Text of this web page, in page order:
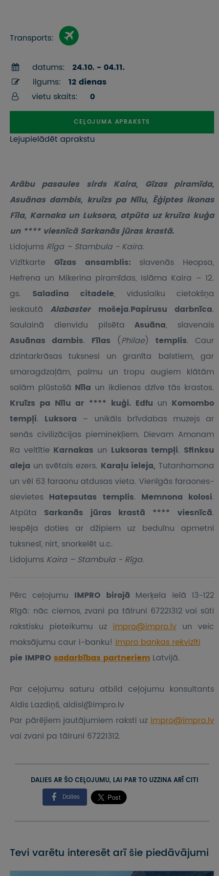
Transports:
datums:
24.10. - 04.11.
ilgums:
12 dienas
vietu skaits:
0
CEĻOJUMA APRAKSTS
Lejupielādēt aprakstu
Arābu pasaules sirds Kaira, Gīzas piramīda,
Asuānas dambis, kruīzs pa Nīlu, Ēģiptes ikonas
Fīla, Karnaka un Luksora, atpūta uz kruīza kuģa
un **** viesnīcā Sarkanās jūras krastā.
Lidojums Rīga – Stambula - Kaira.
Vizītkarte Gīzas ansamblis: slavenās Heopsa,
Hefrena un Mikerina piramīdas, Islāma Kaira – 12.
gs. Saladina citadele, viduslaiku cietokšņa
ieskautāAlabastermošeja.Papirusu darbnīca.
Saulainā dienvidu pilsētaAsuāna, slavenais
Asuānas dambis. Fīlas (Philae) templis. Caur
dzintarkrāsas tuksnesi un granīta balstiem, gar
smaragdzaļām, palmu un tropu augiem klātām
salām plūstošā Nīla un ikdienas dzīve tās krastos.
Kruīzs pa Nīlu ar **** kuģi. Edfu un Komombo
tempļi. Luksora – unikāls brīvdabas muzejs ar
senās civilizācijas pieminekļiem. Dievam Amonam
Ra veltītie Karnakas un Luksoras tempļi. Sfinksu
aleja un svētais ezers. Karaļu ieleja, Tutanhamona
un vēl 63 faraonu atdusas vieta. Vienīgās faraones-
sievietes Hatepsutas templis. Memnona kolosi.
Atpūta Sarkanās jūras krastā **** viesnīcā.
Iespēja doties ar džipiem uz beduīnu apmetni
tuksnesī, nirt, snorkelēt u.c.
Lidojums Kaira – Stambula - Rīga.
Pērc ceļojumu IMPRO birojā Merķela ielā 13-122
Rīgā: nāc ciemos, zvani pa tālruni 67221312 vai sūti
rakstisku pieteikumu uz impro@impro.lv un veic
maksājumu caur i-banku! Impro bankas rekvizīti
pie IMPRO sadarbības partneriem Latvijā.
Par ceļojumu saturu atbild ceļojumu konsultants
Aldis Lazdiņš, aldisl@impro.lv
Par pārējiem jautājumiem raksti uz impro@impro.lv
vai zvani pa tālruni 67221312.
DALIES AR ŠO CEĻOJUMU, LAI PAR TO UZZINA ARĪ CITI
Dalies
Tevi varētu interesēt arī šie piedāvājumi